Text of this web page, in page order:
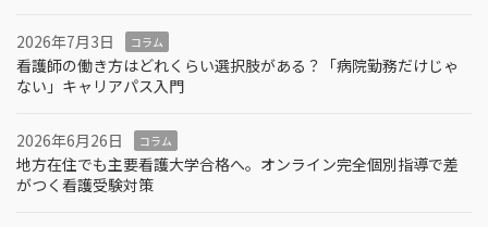
2026年7月3日 コラム
看護師の働き方はどれくらい選択肢がある？「病院勤務だけじゃ
ない」キャリアパス入門
2026年6月26日 コラム
地方在住でも主要看護大学合格へ。オンライン完全個別指導で差
がつく看護受験対策